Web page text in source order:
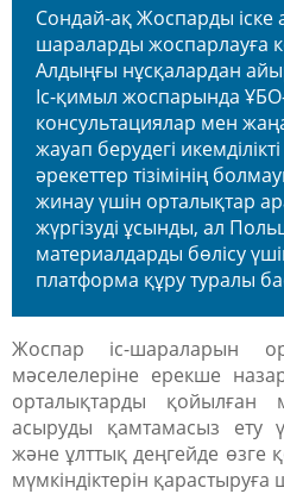
Сондай-ақ Жоспарды іске
шараларды жоспарлауға
Алдыңғы нұсқалардан
Іс-қимыл жоспарында
консультациялар мен
жауап берудегі
әрекеттер тізімінің
жинау үшін орталықтар
жүргізуді ұсынды, ал
материалдарды бөлісу
платформа құру туралы
Жоспар іс-шараларын
мәселелеріне ерекше
орталықтарды қойылған
асыруды қамтамасыз ету
және ұлттық деңгейде өзге
мүмкіндіктерін